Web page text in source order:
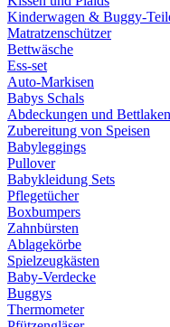
Kinderwagen & Buggy-
Matratzenschützer
Bettwäsche
Ess-set
Auto-Markisen
Babys Schals
Abdeckungen und Bettlaken
Zubereitung von Speisen
Babyleggings
Pullover
Babykleidung Sets
Pflegetücher
Boxbumpers
Zahnbürsten
Ablagekörbe
Spielzeugkästen
Baby-Verdecke
Buggys
Thermometer